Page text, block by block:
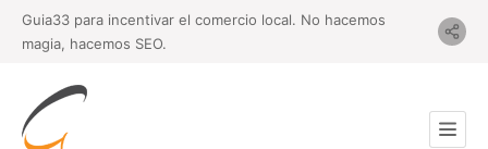
Guia33 para incentivar el comercio local. No hacemos
magia, hacemos SEO.